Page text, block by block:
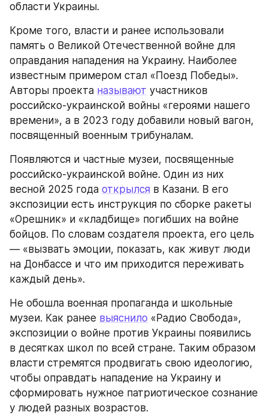
области Украины.
Кроме того, власти и ранее использовали
память о Великой Отечественной войне для
оправдания нападения на Украину. Наиболее
известным примером стал «Поезд Победы».
Авторы проекта называют участников
российско-украинской войны «героями нашего
времени», а в 2023 году добавили новый вагон,
посвященный военным трибуналам.
Появляются и частные музеи, посвященные
российско-украинской войне. Один из них
весной 2025 года открылся в Казани. В его
экспозиции есть инструкция по сборке ракеты
«Орешник» и «кладбище» погибших на войне
бойцов. По словам создателя проекта, его цель
— «вызвать эмоции, показать, как живут люди
на Донбассе и что им приходится переживать
каждый день».
Не обошла военная пропаганда и школьные
музеи. Как ранее выяснило «Радио Свобода»,
экспозиции о войне против Украины появились
в десятках школ по всей стране. Таким образом
власти стремятся продвигать свою идеологию,
чтобы оправдать нападение на Украину и
сформировать нужное патриотическое сознание
у людей разных возрастов.